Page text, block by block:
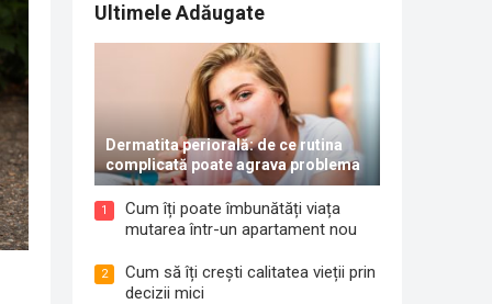
Ultimele Adăugate
Dermatita periorală: de ce rutina
complicată poate agrava problema
1
Cum îți poate îmbunătăți viața
mutarea într-un apartament nou
2
Cum să îți crești calitatea vieții prin
decizii mici